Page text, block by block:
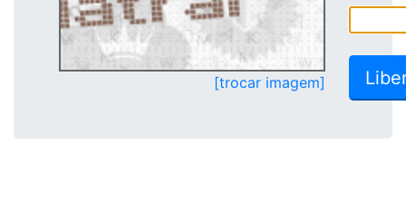
[trocar imagem]